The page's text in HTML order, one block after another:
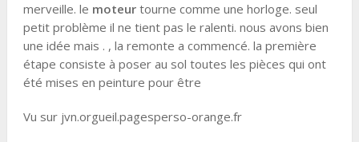
merveille. le moteurtourne comme une horloge. seul
petit problème il ne tient pas le ralenti. nous avons bien
une idée mais . , la remonte a commencé. la première
étape consiste à poser au sol toutes les pièces qui ont
été mises en peinture pour être
Vu sur jvn.orgueil.pagesperso-orange.fr